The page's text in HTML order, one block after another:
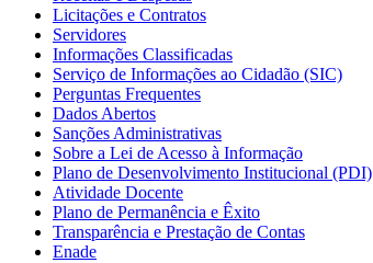
Licitações e Contratos
Servidores
Informações Classificadas
Serviço de Informações ao Cidadão (SIC)
Perguntas Frequentes
Dados Abertos
Sanções Administrativas
Sobre a Lei de Acesso à Informação
Plano de Desenvolvimento Institucional (PDI)
Atividade Docente
Plano de Permanência e Êxito
Transparência e Prestação de Contas
Enade